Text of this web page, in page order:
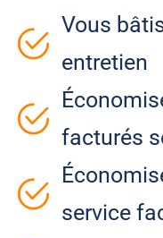
Vous
entretien
facturés
service